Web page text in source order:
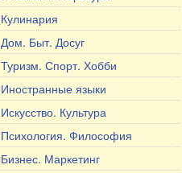
Кулинария
Дом. Быт. Досуг
Туризм. Спорт. Хобби
Иностранные языки
Искусство. Культура
Психология. Философия
Бизнес. Маркетинг